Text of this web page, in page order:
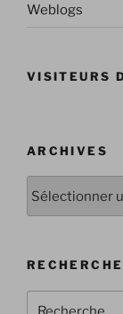
Weblogs
VISITEURS
ARCHIVES